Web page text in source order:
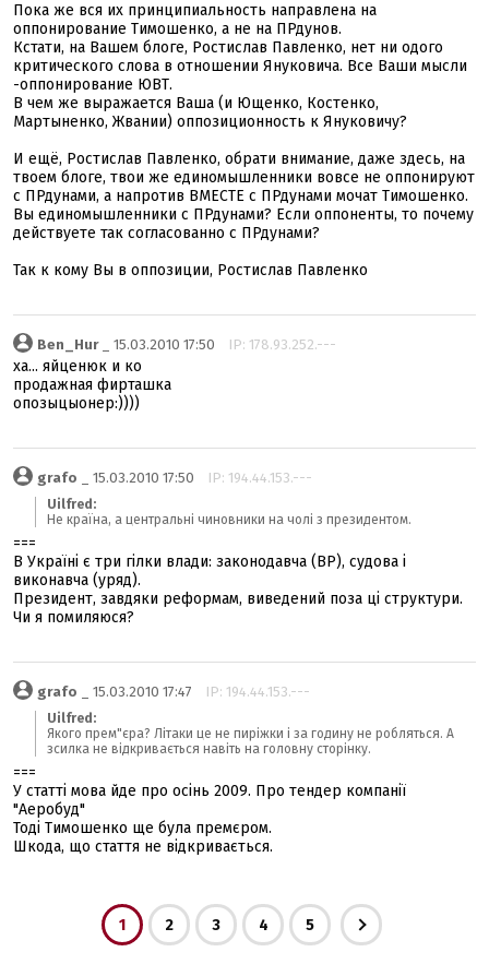
Пока же вся их принципиальность направлена на
оппонирование Тимошенко, а не на ПРдунов.
Кстати, на Вашем блоге, Ростислав Павленко, нет ни одого
критического слова в отношении Януковича. Все Ваши мысли
-оппонирование ЮВТ.
В чем же выражается Ваша (и Ющенко, Костенко,
Мартыненко, Жвании) оппозиционность к Януковичу?
И ещё, Ростислав Павленко, обрати внимание, даже здесь, на
твоем блоге, твои же единомышленники вовсе не оппонируют
с ПРдунами, а напротив ВМЕСТЕ с ПРдунами мочат Тимошенко.
Вы единомышленники с ПРдунами? Если оппоненты, то почему
действуете так согласованно с ПРдунами?
Так к кому Вы в оппозиции, Ростислав Павленко
Ben_Hur_ 15.03.2010 17:50 IP: 178.93.252.---
ха... яйценюк и ко
продажная фирташка
опозыцыонер:))))
grafo _ 15.03.2010 17:50 IP: 194.44.153.---
Uilfred:
Не країна, а центральні чиновники на чолі з президентом.
===
В Україні є три гілки влади: законодавча (ВР), судова і
виконавча (уряд).
Президент, завдяки реформам, виведений поза ці структури.
Чи я помиляюся?
grafo _ 15.03.2010 17:47 IP: 194.44.153.---
Uilfred:
Якого прем"єра? Літаки це не пиріжки і за годину не робляться. А
зсилка не відкривається навіть на головну сторінку.
===
У статті мова йде про осінь 2009. Про тендер компанії
"Аеробуд"
Тоді Тимошенко ще була премєром.
Шкода, що стаття не відкривається.
1 2 3 4 5